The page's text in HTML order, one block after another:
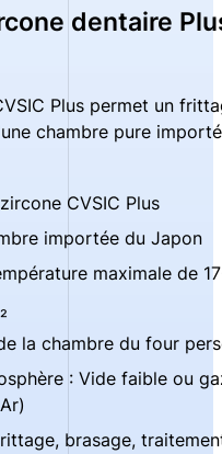
dentaire
Plus permet un
chambre pure
CVSIC Plus
importée du Japon
maximale de
la chambre du four
: Vide faible ou
brasage,